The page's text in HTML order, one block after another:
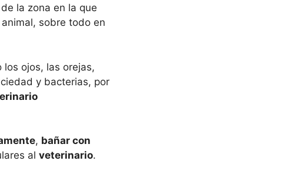
de la zona en la que
sobre todo en
los ojos, las orejas,
y bacterias, por
, bañar con
al veterinario.